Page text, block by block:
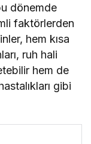
dönemde
faktörlerden
hem kısa
ruh hali
hem de
gibi